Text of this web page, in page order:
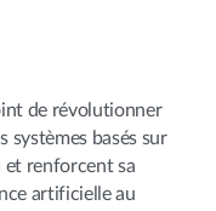
de révolutionner
systèmes basés sur
et renforcent sa
artificielle au